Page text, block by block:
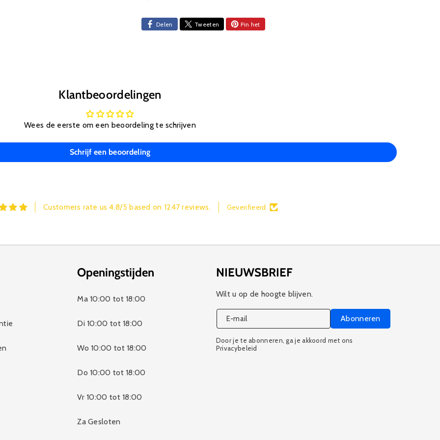
Duurzame constructie:
Delen Tweeten Pin het
Klantbeoordelingen
Wees de eerste om een beoordeling te schrijven
Schrijf een beoordeling
Customers rate us 4.8/5 based on 1247 reviews. Geverifieerd
Openingstijden
Ma 10:00 tot 18:00
Di 10:00 tot 18:00
Wo 10:00 tot 18:00
Do 10:00 tot 18:00
Vr 10:00 tot 18:00
Za Gesloten
NIEUWSBRIEF
Wilt u op de hoogte blijven.
E‑mail Abonneren
Door je te abonneren, ga je akkoord met ons
Privacybeleid